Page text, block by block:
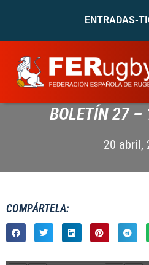
ENTRADAS-
BOLETÍN 27
20 abril,
COMPÁRTELA: